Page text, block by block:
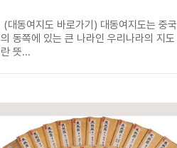
(대동여지도 바로가기) 대동여지도는 중국
의 동쪽에 있는 큰 나라인 우리나라의 지도
란 뜻...